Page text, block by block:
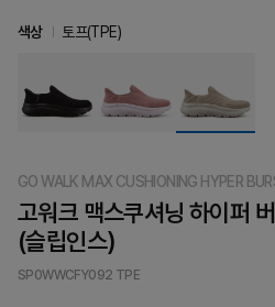
GO WALK MAX CUSHIONING HYPER
고워크 맥스쿠셔닝 하이퍼
(슬립인스)
SP0WWCFY092 TPE
색상 토프(TPE)